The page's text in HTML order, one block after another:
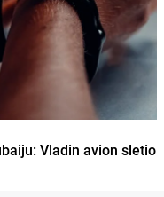
Vladin avion sletio